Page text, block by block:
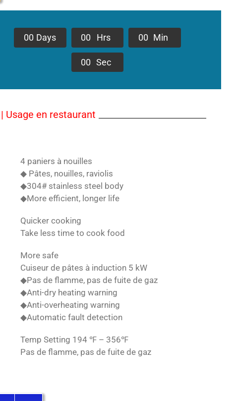
00 Days 00 Hrs 00 Min
00 Sec
Usage en restaurant
4 paniers à nouilles
◆ Pâtes, nouilles, raviolis
◆304# stainless steel body
◆More efficient, longer life
Quicker cooking
Take less time to cook food
More safe
Cuiseur de pâtes à induction 5 kW
◆Pas de flamme, pas de fuite de gaz
◆Anti-dry heating warning
◆Anti-overheating warning
◆Automatic fault detection
Temp Setting 194 ℉ – 356℉
Pas de flamme, pas de fuite de gaz